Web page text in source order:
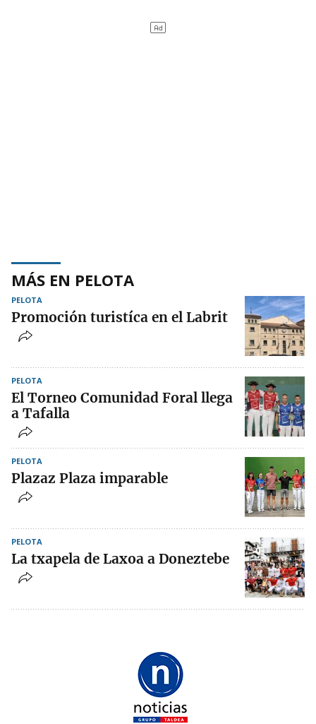
MÁS EN PELOTA
PELOTA
Promoción turistíca en el Labrit
PELOTA
El Torneo Comunidad Foral llega
a Tafalla
PELOTA
Plazaz Plaza imparable
PELOTA
La txapela de Laxoa a Doneztebe